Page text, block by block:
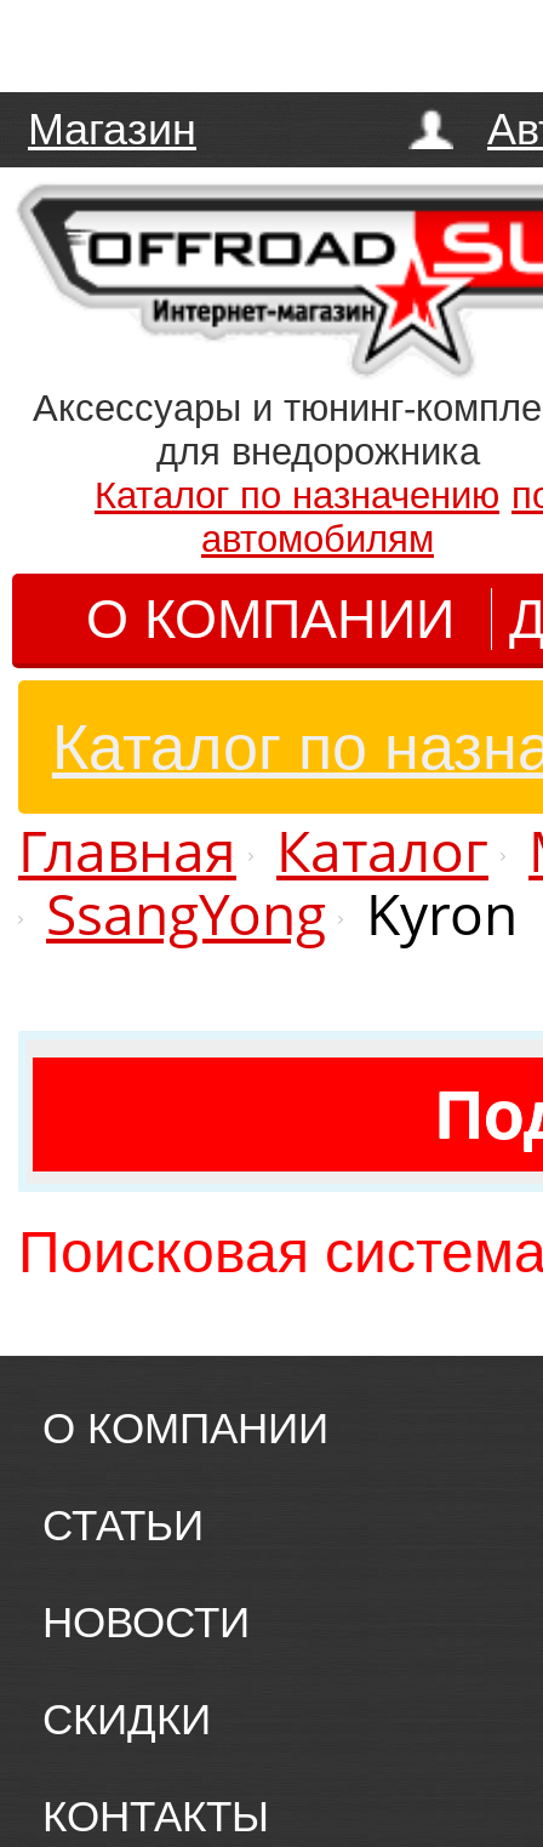
Магазин
Аксессуары и тюнинг-
для внедорожника
Каталог по назначению
автомобилям
О КОМПАНИИ
Каталог по
Главная Каталог
SsangYong Kyron
Поисковая
О КОМПАНИИ
СТАТЬИ
НОВОСТИ
СКИДКИ
КОНТАКТЫ